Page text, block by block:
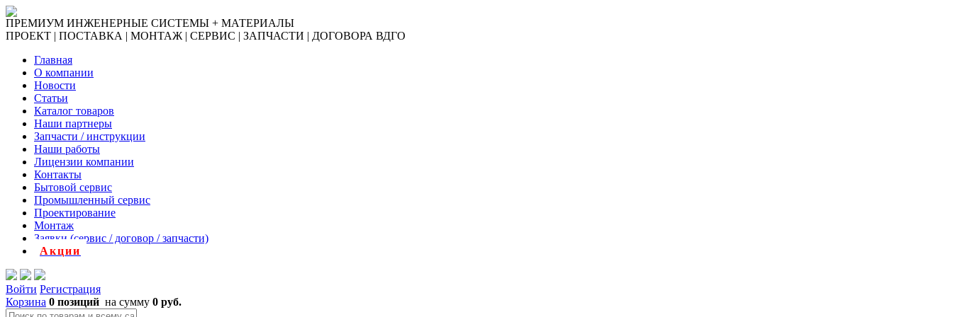
ПРЕМИУМ ИНЖЕНЕРНЫЕ СИСТЕМЫ + МАТЕРИАЛЫ
ПРОЕКТ | ПОСТАВКА | МОНТАЖ | СЕРВИС | ЗАПЧАСТИ | ДОГОВОРА ВДГО
Главная
О компании
Новости
Статьи
Каталог товаров
Наши партнеры
Запчасти / инструкции
Наши работы
Лицензии компании
Контакты
Бытовой сервис
Промышленный сервис
Проектирование
Монтаж
Заявки (сервис / договор / запчасти)
Акции
Войти Регистрация
Корзина 0 позиций на сумму 0 руб.